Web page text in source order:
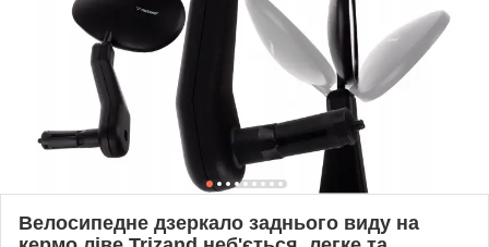
Велосипедне дзеркало заднього виду на